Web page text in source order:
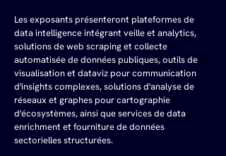
Les exposants présenteront plateformes de
data intelligence intégrant veille et analytics,
solutions de web scraping et collecte
automatisée de données publiques, outils de
visualisation et dataviz pour communication
d'insights complexes, solutions d'analyse de
réseaux et graphes pour cartographie
d'écosystèmes, ainsi que services de data
enrichment et fourniture de données
sectorielles structurées.